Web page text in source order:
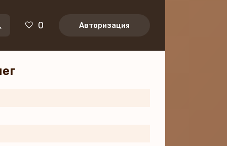
0 Авторизация